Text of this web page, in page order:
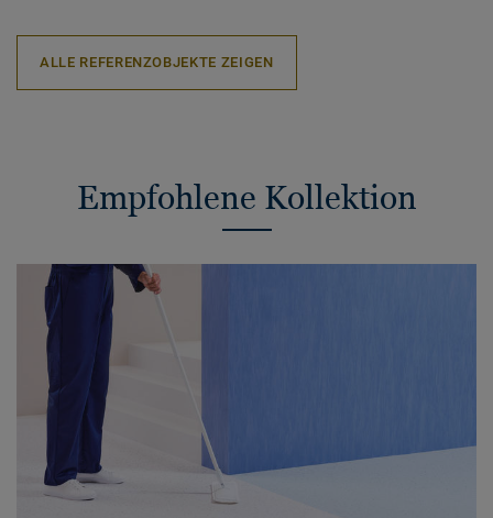
ALLE REFERENZOBJEKTE ZEIGEN
Empfohlene Kollektion